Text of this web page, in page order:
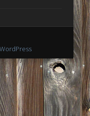
WordPress